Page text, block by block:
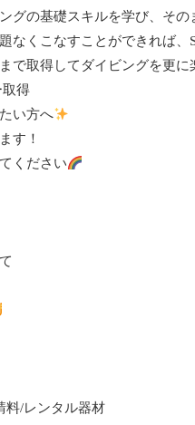
グの基礎スキルを学び、そ
なくこなすことができれば
で取得してダイビングを更に
取得
い方へ
す！
ください
料/レンタル器材